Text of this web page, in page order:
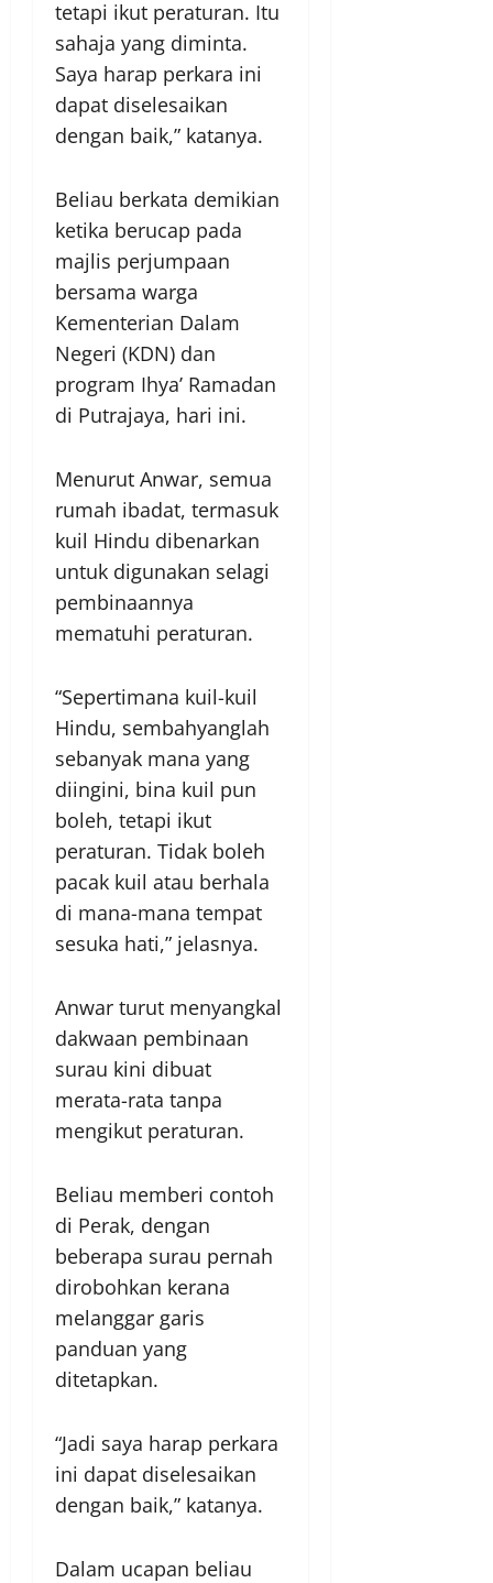
tetapi ikut peraturan. Itu
sahaja yang diminta.
Saya harap perkara ini
dapat diselesaikan
dengan baik,” katanya.
Beliau berkata demikian
ketika berucap pada
majlis perjumpaan
bersama warga
Kementerian Dalam
Negeri (KDN) dan
program Ihya’ Ramadan
di Putrajaya, hari ini.
Menurut Anwar, semua
rumah ibadat, termasuk
kuil Hindu dibenarkan
untuk digunakan selagi
pembinaannya
mematuhi peraturan.
“Sepertimana kuil-kuil
Hindu, sembahyanglah
sebanyak mana yang
diingini, bina kuil pun
boleh, tetapi ikut
peraturan. Tidak boleh
pacak kuil atau berhala
di mana-mana tempat
sesuka hati,” jelasnya.
Anwar turut menyangkal
dakwaan pembinaan
surau kini dibuat
merata-rata tanpa
mengikut peraturan.
Beliau memberi contoh
di Perak, dengan
beberapa surau pernah
dirobohkan kerana
melanggar garis
panduan yang
ditetapkan.
“Jadi saya harap perkara
ini dapat diselesaikan
dengan baik,” katanya.
Dalam ucapan beliau